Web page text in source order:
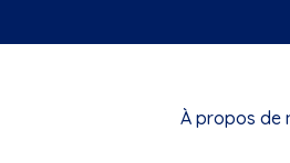
À propos de